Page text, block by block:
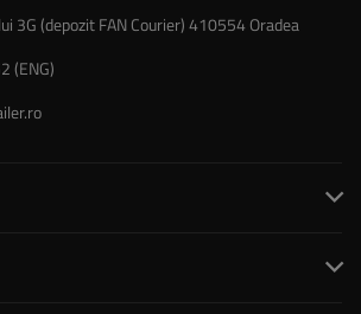
3G (depozit FAN Courier) 410554 Oradea
(ENG)